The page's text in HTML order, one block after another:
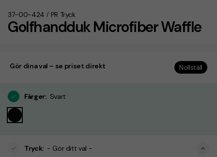
Golfhandduk Microfiber Waffle
37-00-424 / PR Tryck
Gör dina val – se priset direkt Nollställ
Färger: Svart
Tryck: - Gör ditt val -